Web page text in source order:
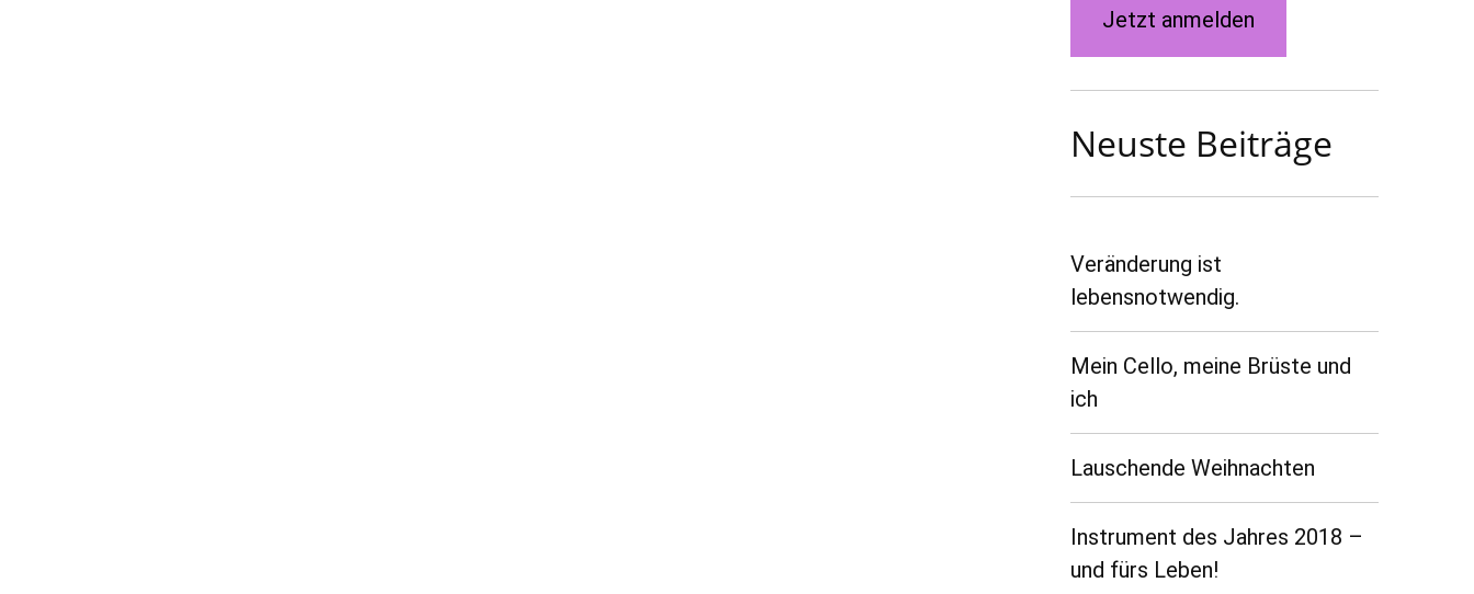
Jetzt anmelden
Neuste Beiträge
Veränderung ist
lebensnotwendig.
Mein Cello, meine Brüste und
ich
Lauschende Weihnachten
Instrument des Jahres 2018 –
und fürs Leben!